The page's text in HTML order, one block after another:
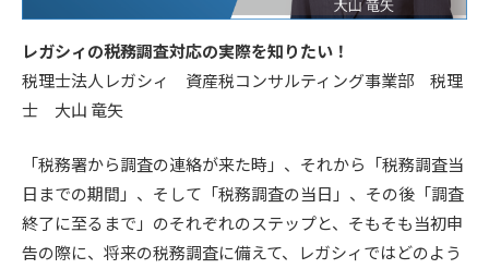
レガシィの税務調査対応の実際を知りたい！
税理士法人レガシィ 資産税コンサルティング事業部 税理
士 大山 竜矢
「税務署から調査の連絡が来た時」、それから「税務調査当
日までの期間」、そして「税務調査の当日」、その後「調査
終了に至るまで」のそれぞれのステップと、そもそも当初申
告の際に、将来の税務調査に備えて、レガシィではどのよう